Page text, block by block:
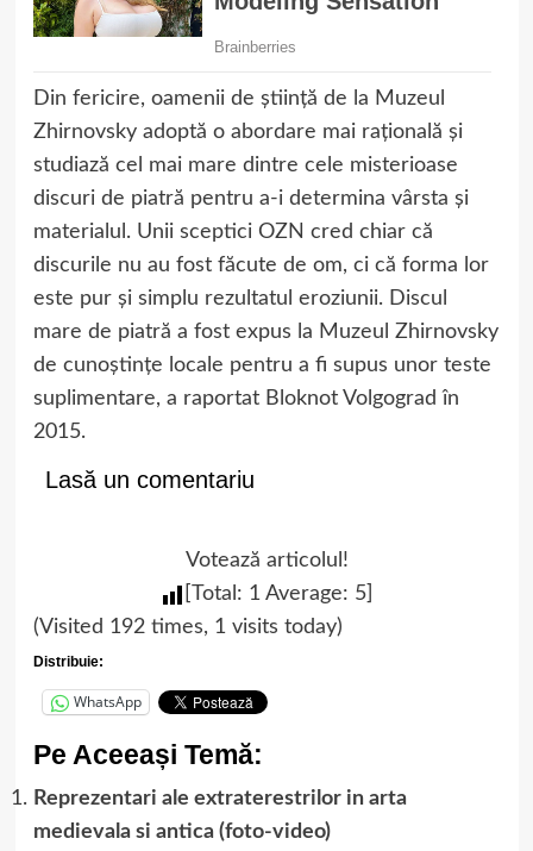
Din fericire, oamenii de știință de la Muzeul
Zhirnovsky adoptă o abordare mai rațională și
studiază cel mai mare dintre cele misterioase
discuri de piatră pentru a-i determina vârsta și
materialul. Unii sceptici OZN cred chiar că
discurile nu au fost făcute de om, ci că forma lor
este pur și simplu rezultatul eroziunii. Discul
mare de piatră a fost expus la Muzeul Zhirnovsky
de cunoștințe locale pentru a fi supus unor teste
suplimentare, a raportat Bloknot Volgograd în
2015.
Lasă un comentariu
Votează articolul!
[Total: 1Average: 5]
(Visited 192 times, 1 visits today)
Distribuie:
WhatsApp
Pe Aceeași Temă:
Reprezentari ale extraterestrilor in arta
medievala si antica (foto-video)